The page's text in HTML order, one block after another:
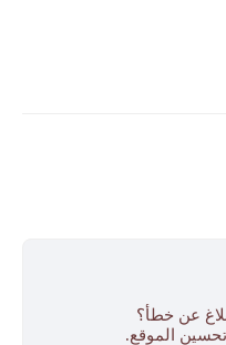
عن خطأ؟
الموقع.